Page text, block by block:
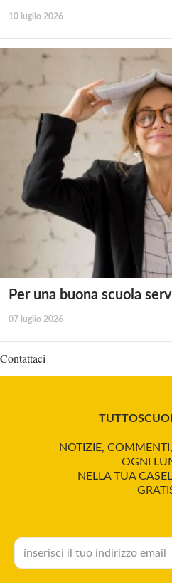
10 luglio 2026
Per una buona scuola
07 luglio 2026
Contattaci
NOTIZIE,
OGNI
NELLA TUA